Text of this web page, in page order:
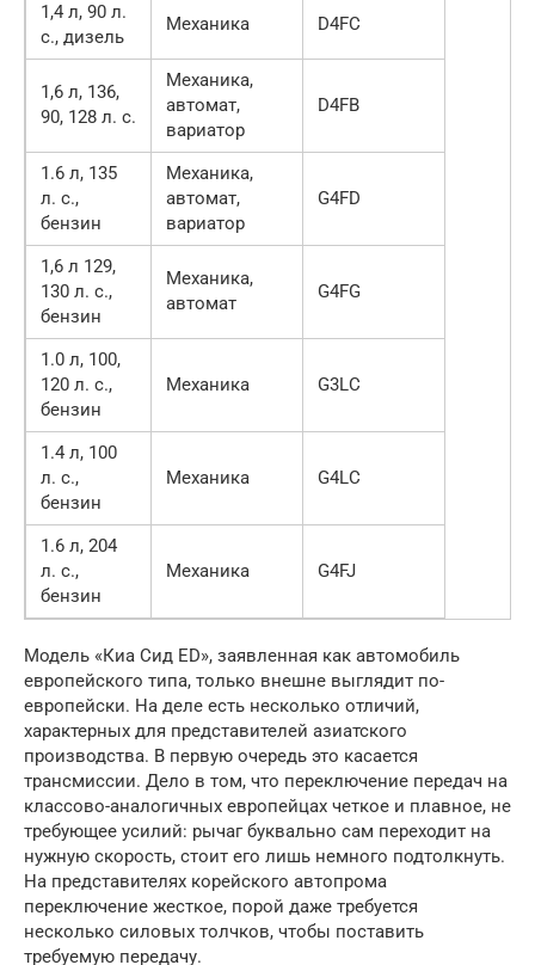
1,4 л, 90 л.
с., дизель
Механика D4FC
1,6 л, 136,
90, 128 л. с.
Механика,
автомат,
вариатор
D4FB
1.6 л, 135
л. с.,
бензин
Механика,
автомат,
вариатор
G4FD
1,6 л 129,
130 л. с.,
бензин
Механика,
автомат
G4FG
1.0 л, 100,
120 л. с.,
бензин
Механика G3LC
1.4 л, 100
л. с.,
бензин
Механика G4LC
1.6 л, 204
л. с.,
бензин
Механика G4FJ
Модель «Киа Сид ED», заявленная как автомобиль
европейского типа, только внешне выглядит по-
европейски. На деле есть несколько отличий,
характерных для представителей азиатского
производства. В первую очередь это касается
трансмиссии. Дело в том, что переключение передач на
классово-аналогичных европейцах четкое и плавное, не
требующее усилий: рычаг буквально сам переходит на
нужную скорость, стоит его лишь немного подтолкнуть.
На представителях корейского автопрома
переключение жесткое, порой даже требуется
несколько силовых толчков, чтобы поставить
требуемую передачу.